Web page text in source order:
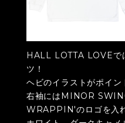
HALL LOTTA LOVEで
ツ！
ヘビのイラストがポイ
右袖にはMINOR
WRAPPIN'のロゴを入れ